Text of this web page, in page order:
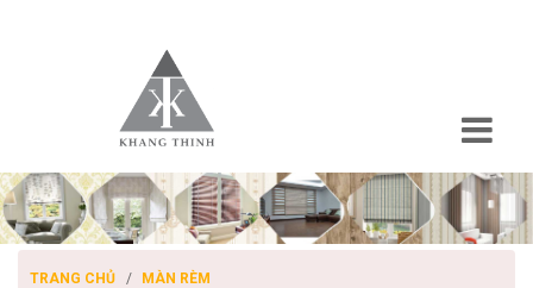
TRANG CHỦ MÀN RÈM